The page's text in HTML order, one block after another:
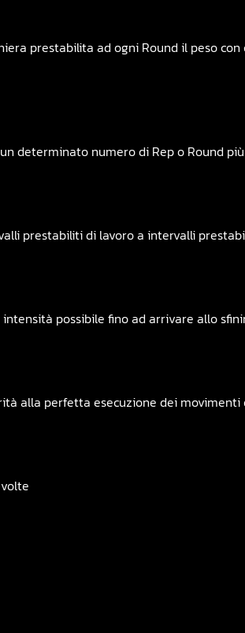
prestabilita ad ogni Round il peso
determinato numero di Rep o Round
prestabiliti di lavoro a intervalli
intensità possibile fino ad arrivare allo
alla perfetta esecuzione dei movimenti